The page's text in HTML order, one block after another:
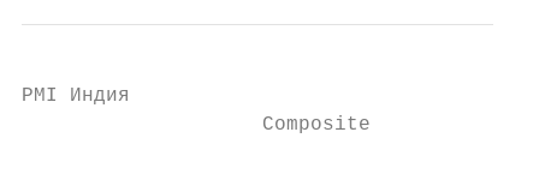
PMI Индия
Composite